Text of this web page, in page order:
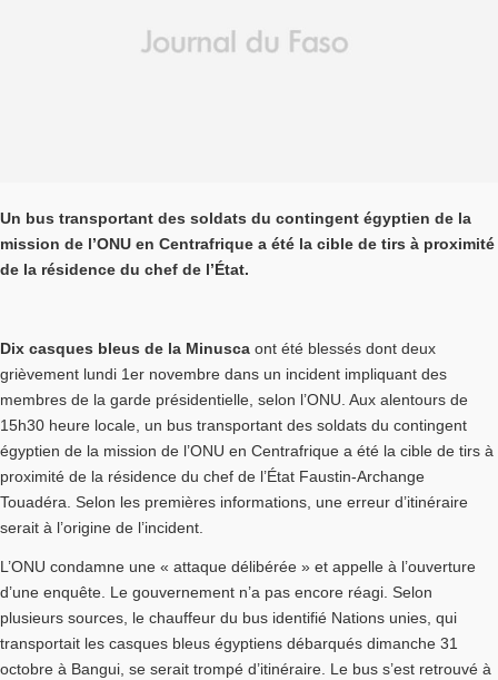
Un bus transportant des soldats du contingent égyptien de la
mission de l’ONU en Centrafrique a été la cible de tirs à proximité
de la résidence du chef de l’État.
Dix casques bleus de la Minusca ont été blessés dont deux
grièvement lundi 1er novembre dans un incident impliquant des
membres de la garde présidentielle, selon l’ONU. Aux alentours de
15h30 heure locale, un bus transportant des soldats du contingent
égyptien de la mission de l’ONU en Centrafrique a été la cible de tirs à
proximité de la résidence du chef de l’État Faustin-Archange
Touadéra. Selon les premières informations, une erreur d’itinéraire
serait à l’origine de l’incident.
L’ONU condamne une « attaque délibérée » et appelle à l’ouverture
d’une enquête. Le gouvernement n’a pas encore réagi. Selon
plusieurs sources, le chauffeur du bus identifié Nations unies, qui
transportait les casques bleus égyptiens débarqués dimanche 31
octobre à Bangui, se serait trompé d’itinéraire. Le bus s’est retrouvé à